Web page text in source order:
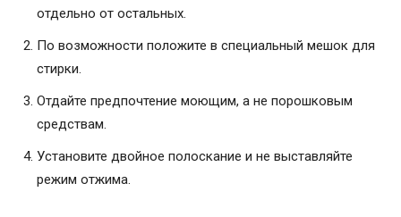
отдельно от остальных.
По возможности положите в специальный мешок для
стирки.
Отдайте предпочтение моющим, а не порошковым
средствам.
Установите двойное полоскание и не выставляйте
режим отжима.